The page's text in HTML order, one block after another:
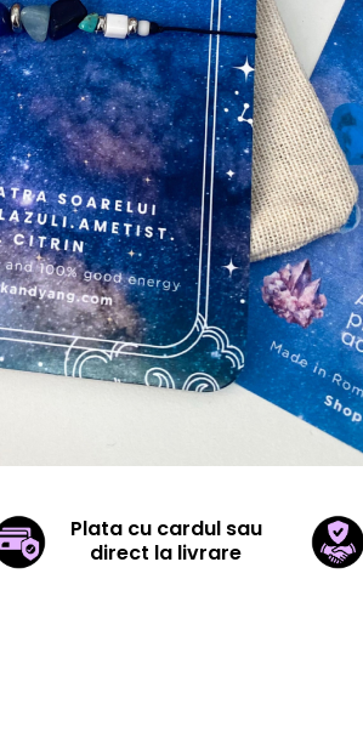
Plata cu cardul sau
direct la livrare